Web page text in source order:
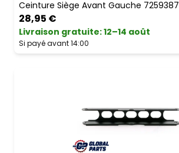
Ceinture Siège Avant Gauche 7259387
28,95 €
Livraison gratuite:12–14 août
Si payé avant 14:00